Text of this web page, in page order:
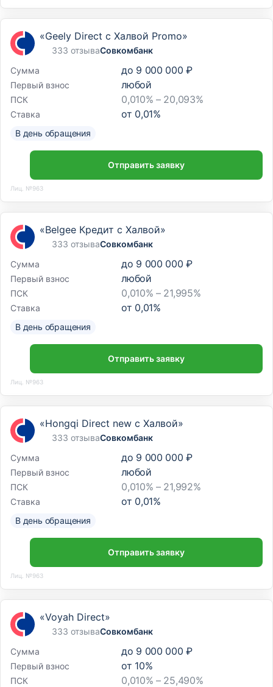
«Geely Direct с Халвой Promo»
333 отзываСовкомбанк
Сумма
до 9 000 000 ₽
Первый взнос любой
ПСК 0,010% – 20,093%
Ставка от 0,01%
В день обращения
Отправить заявку
Лиц. №963
«Belgee Кредит с Халвой»
333 отзываСовкомбанк
Сумма
до 9 000 000 ₽
Первый взнос любой
ПСК 0,010% – 21,995%
Ставка от 0,01%
В день обращения
Отправить заявку
Лиц. №963
«Hongqi Direct new с Халвой»
333 отзываСовкомбанк
Сумма
до 9 000 000 ₽
Первый взнос любой
ПСК 0,010% – 21,992%
Ставка от 0,01%
В день обращения
Отправить заявку
Лиц. №963
«Voyah Direct»
333 отзываСовкомбанк
Сумма
до 9 000 000 ₽
Первый взнос от 10%
ПСК 0,010% – 25,490%